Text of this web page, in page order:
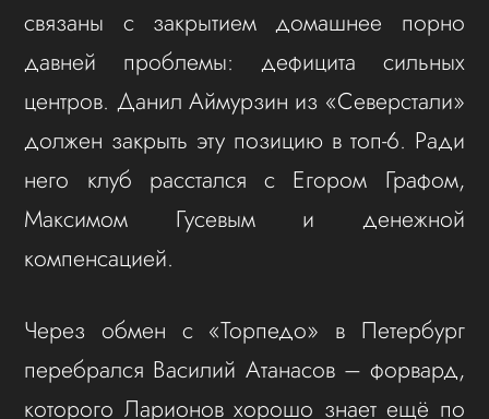
связаны с закрытием домашнее порно
давней проблемы: дефицита сильных
центров. Данил Аймурзин из «Северстали»
должен закрыть эту позицию в топ-6. Ради
него клуб расстался с Егором Графом,
Максимом Гусевым и денежной
компенсацией.
Через обмен с «Торпедо» в Петербург
перебрался Василий Атанасов – форвард,
которого Ларионов хорошо знает ещё по